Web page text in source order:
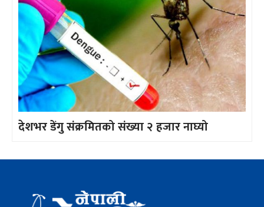
देशभर डेंगु संक्रमितको संख्या २ हजार नाघ्यो